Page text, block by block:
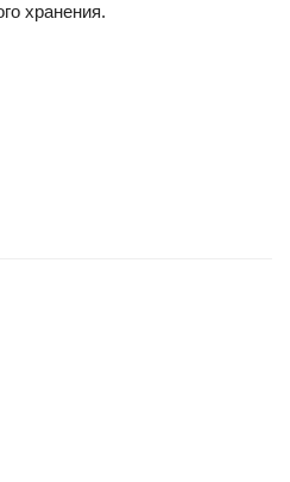
хранения.